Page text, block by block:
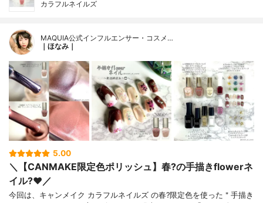
カラフルネイルズ
MAQUIA公式インフルエンサー・コスメ…
｜ほなみ｜
5.00
＼【CANMAKE限定色ポリッシュ】春?の手描きflowerネ
イル?❤️／
今回は、キャンメイク カラフルネイルズ の春?限定色を使った＂手描き